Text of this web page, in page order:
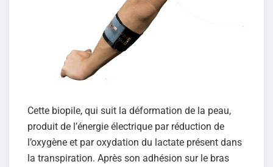
Cette biopile, qui suit la déformation de la peau,
produit de l’énergie électrique par réduction de
l’oxygène et par oxydation du lactate présent dans
la transpiration. Après son adhésion sur le bras